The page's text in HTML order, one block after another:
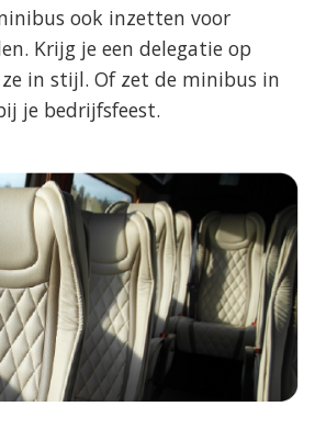
ook inzetten voor
Krijg je een delegatie op
in stijl. Of zet de minibus in
je bedrijfsfeest.